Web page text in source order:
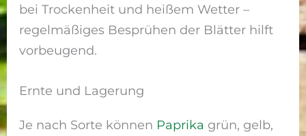
bei Trockenheit und heißem Wetter –
regelmäßiges Besprühen der Blätter hilft
vorbeugend.
Ernte und Lagerung
Je nach Sorte können Paprika grün, gelb,